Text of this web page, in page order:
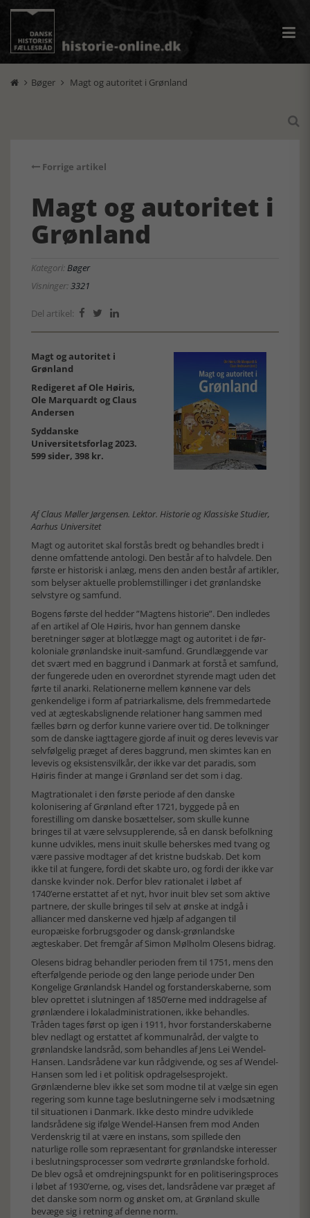
 Bøger  Magt og autoritet i Grønland

Forrige artikel
Magt og autoritet i
Grønland
Kategori:Bøger
Visninger:3321
Del artikel:   
Magt og autoritet i
Grønland
Redigeret af Ole Høiris,
Ole Marquardt og Claus
Andersen
Syddanske
Universitetsforlag 2023.
599 sider, 398 kr.
Af Claus Møller Jørgensen. Lektor. Historie og Klassiske Studier,
Aarhus Universitet
Magt og autoritet skal forstås bredt og behandles bredt i
denne omfattende antologi. Den består af to halvdele. Den
første er historisk i anlæg, mens den anden består af artikler,
som belyser aktuelle problemstillinger i det grønlandske
selvstyre og samfund.
Bogens første del hedder ”Magtens historie”. Den indledes
af en artikel af Ole Høiris, hvor han gennem danske
beretninger søger at blotlægge magt og autoritet i de før-
koloniale grønlandske inuit-samfund. Grundlæggende var
det svært med en baggrund i Danmark at forstå et samfund,
der fungerede uden en overordnet styrende magt uden det
førte til anarki. Relationerne mellem kønnene var dels
genkendelige i form af patriarkalisme, dels fremmedartede
ved at ægteskabslignende relationer hang sammen med
fælles børn og derfor kunne variere over tid. De tolkninger
som de danske iagttagere gjorde af inuit og deres levevis var
selvfølgelig præget af deres baggrund, men skimtes kan en
levevis og eksistensvilkår, der ikke var det paradis, som
Høiris finder at mange i Grønland ser det som i dag.
Magtrationalet i den første periode af den danske
kolonisering af Grønland efter 1721, byggede på en
forestilling om danske bosættelser, som skulle kunne
bringes til at være selvsupplerende, så en dansk befolkning
kunne udvikles, mens inuit skulle beherskes med tvang og
være passive modtager af det kristne budskab. Det kom
ikke til at fungere, fordi det skabte uro, og fordi der ikke var
danske kvinder nok. Derfor blev rationalet i løbet af
1740’erne erstattet af et nyt, hvor inuit blev set som aktive
partnere, der skulle bringes til selv at ønske at indgå i
alliancer med danskerne ved hjælp af adgangen til
europæiske forbrugsgoder og dansk-grønlandske
ægteskaber. Det fremgår af Simon Mølholm Olesens bidrag.
Olesens bidrag behandler perioden frem til 1751, mens den
efterfølgende periode og den lange periode under Den
Kongelige Grønlandsk Handel og forstanderskaberne, som
blev oprettet i slutningen af 1850’erne med inddragelse af
grønlændere i lokaladministrationen, ikke behandles.
Tråden tages først op igen i 1911, hvor forstanderskaberne
blev nedlagt og erstattet af kommunalråd, der valgte to
grønlandske landsråd, som behandles af Jens Lei Wendel-
Hansen. Landsrådene var kun rådgivende, og ses af Wendel-
Hansen som led i et politisk opdragelsesprojekt.
Grønlænderne blev ikke set som modne til at vælge sin egen
regering som kunne tage beslutningerne selv i modsætning
til situationen i Danmark. Ikke desto mindre udviklede
landsrådene sig ifølge Wendel-Hansen frem mod Anden
Verdenskrig til at være en instans, som spillede den
naturlige rolle som repræsentant for grønlandske interesser
i beslutningsprocesser som vedrørte grønlandske forhold.
De blev også et omdrejningspunkt for en politiseringsproces
i løbet af 1930’erne, og, vises det, landsrådene var præget af
det danske som norm og ønsket om, at Grønland skulle
bevæge sig i retning af denne norm.